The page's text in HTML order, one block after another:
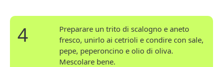
4
Preparare un trito di scalogno e aneto
fresco, unirlo ai cetrioli e condire con sale,
pepe, peperoncino e olio di oliva.
Mescolare bene.